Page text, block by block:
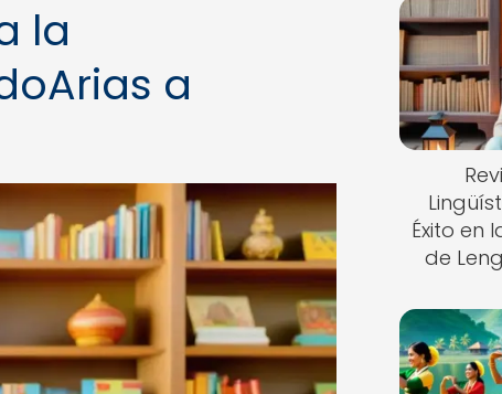
la
a
Éxito en
de